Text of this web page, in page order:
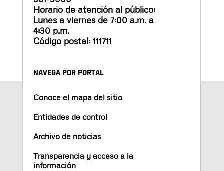
Horario de atención al público:
Lunes a viernes de 7:00 a.m. a
4:30 p.m.
Código postal: 111711
NAVEGA POR PORTAL
Conoce el mapa del sitio
Entidades de control
Archivo de noticias
Transparencia y acceso a la
información